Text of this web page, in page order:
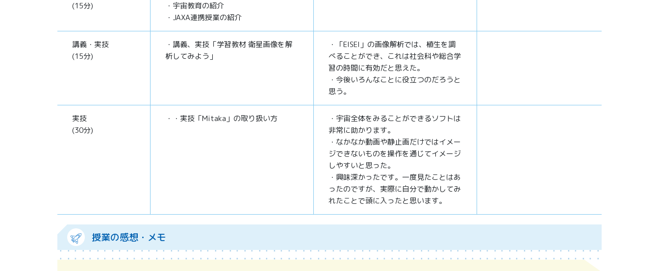
(15分)
・宇宙教育の紹介
・JAXA連携授業の紹介
講義・実技
(15分)
・講義、実技「学習教材 衛星画像を解
析してみよう」
・「EISEI」の画像解析では、植生を調
べることができ、これは社会科や総合学
習の時間に有効だと思えた。
・今後いろんなことに役立つのだろうと
思う。
実技
(30分)
・・実技「Mitaka」の取り扱い方
・宇宙全体をみることができるソフトは
非常に助かります。
・なかなか動画や静止画だけではイメー
ジできないものを操作を通じてイメージ
しやすいと思った。
・興味深かったです。一度見たことはあ
ったのですが、実際に自分で動かしてみ
れたことで頭に入ったと思います。
授業の感想・メモ